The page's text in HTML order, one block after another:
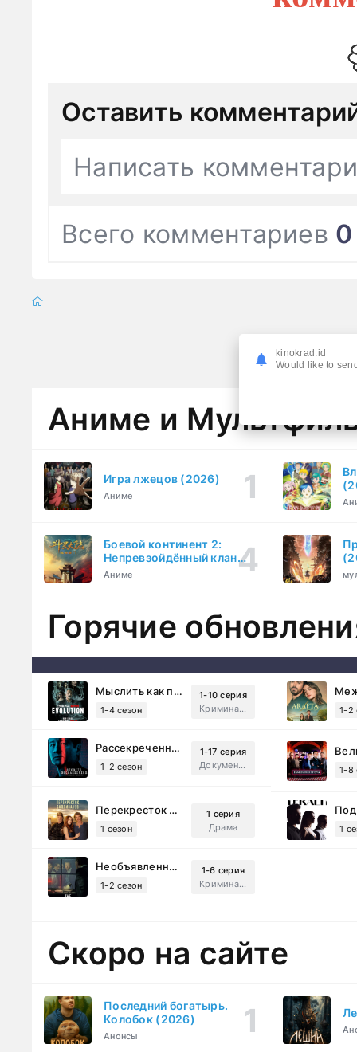
Оставить
Написать
Всего комментариев 0
Аниме и
Игра лжецов (2026)
Аниме
Боевой континент 2:
Непревзойдённый клан
Тан (2023)
Аниме
Горячие
Мыслить как преступник: Эволюция (2022)
1-4 сезон
1-10 серия
Криминал, Детектив, Триллер, Драма
1-2
Рассекреченные тайны с Дэвидом Духовны (2025)
1-2 сезон
1-17 серия
Документальный, Исторический, Sci-Fi
1-8
Перекресток Салливанов (2023)
1 сезон
1 серия
Драма
1
Необъявленная война (2022)
1-2 сезон
1-6 серия
Криминал, Триллер, Драма
Скоро на сайте
Последний богатырь.
Колобок (2026)
Анонсы
kinokrad.id
Would like to